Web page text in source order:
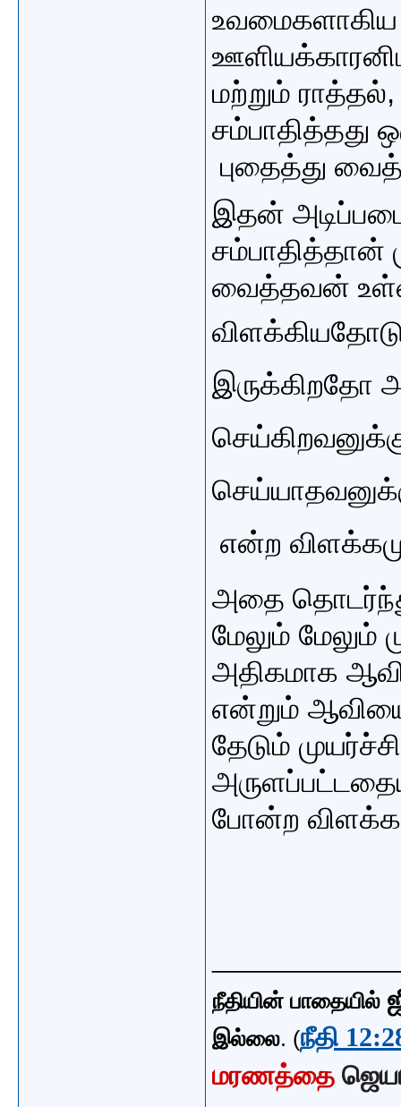
மற்றும்
சம்பாதித்தது
புதைத்து
இதன்
சம்பாதித்தான்
வைத்தவன்
இருக்கிறதோ
என்ற
அதை
மேலும் மேலும்
அதிகமாக
என்றும்
தேடும்
போன்ற
நீதியின் பாதையில்
இல்லை. (நீதி
மரணத்தை